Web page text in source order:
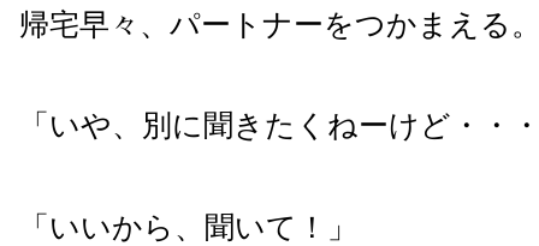
帰宅早々、パートナーをつかまえる
「いや、別に聞きたくねーけど・・
「いいから、聞いて！」